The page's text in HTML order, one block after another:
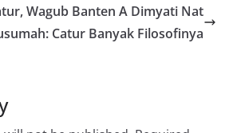
Wagub Banten A Dimyati Nat
Catur Banyak Filosofinya